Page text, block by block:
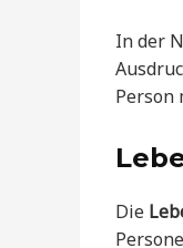
In der
Person
Die